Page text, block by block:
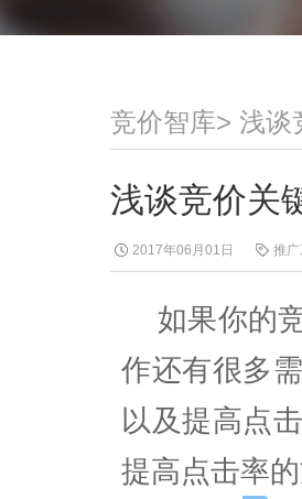
竞价智库> 浅谈
浅谈竞价关
2017年06月01日 推广
如果你的
作还有很多
以及提高点
提高点击率